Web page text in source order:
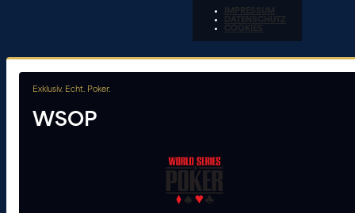
IMPRESSUM
DATENSCHUTZ
COOKIES
Exklusiv. Echt. Poker.
WSOP